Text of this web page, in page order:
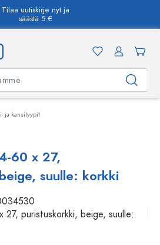
Tilaa uutiskirje nyt ja
säästä 5 €
ja kansityypit
60 x 27,
suulle: korkki